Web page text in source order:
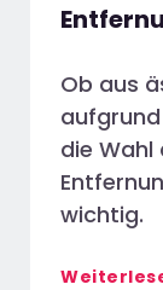
Ob aus
die Wahl
wichtig.